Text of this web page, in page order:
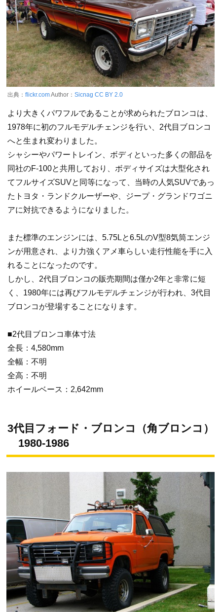
出典： flickr.comAuthor： Sicnag CC BY 2.0
より大きくパワフルであることが求められたブロンコは、
1978年に初のフルモデルチェンジを行い、2代目ブロンコ
へと生まれ変わりました。
シャシーやパワートレイン、ボディといった多くの部品を
同社のF-100と共用しており、ボディサイズは大型化され
てフルサイズSUVと同等になって、当時の人気SUVであっ
たトヨタ・ランドクルーザーや、ジープ・グランドワゴニ
アに対抗できるようになりました。
また標準のエンジンには、5.75Lと6.5LのV型8気筒エンジ
ンが用意され、より力強くアメ車らしい走行性能を手に入
れることになったのです。
しかし、2代目ブロンコの販売期間は僅か2年と非常に短
く、1980年には再びフルモデルチェンジが行われ、3代目
ブロンコが登場することになります。
■2代目ブロンコ車体寸法
全長：4,580mm
全幅：不明
全高：不明
ホイールベース：2,642mm
3代目フォード・ブロンコ（角ブロンコ）
1980-1986